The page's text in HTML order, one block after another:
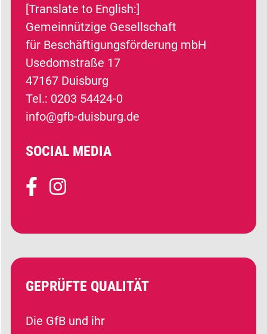
GEPRÜFTE QUALITÄT
Die GfB und ihr
[Translate to English:]
Gemeinnützige Gesellschaft
für Beschäftigungsförderung mbH
Usedomstraße 17
47167 Duisburg
Tel.: 0203 54424-0
info@gfb-duisburg.de
SOCIAL MEDIA